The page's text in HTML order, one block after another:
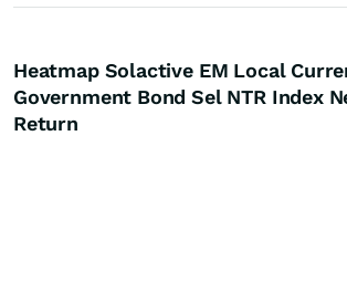
Heatmap Solactive EM Local
Government Bond Sel NTR Index
Return